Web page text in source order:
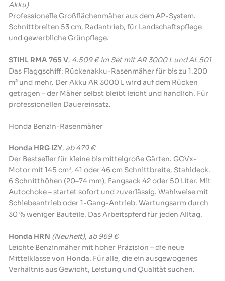
Akku)
Professionelle Großflächenmäher aus dem AP-System.
Schnittbreiten 53 cm, Radantrieb, für Landschaftspflege
und gewerbliche Grünpflege.
STIHL RMA 765 V, 4.509 € im Set mit AR 3000 L und AL 501
Das Flaggschiff: Rückenakku-Rasenmäher für bis zu 1.200
m² und mehr. Der Akku AR 3000 L wird auf dem Rücken
getragen – der Mäher selbst bleibt leicht und handlich. Für
professionellen Dauereinsatz.
Honda Benzin-Rasenmäher
Honda HRG IZY, ab 479 €
Der Bestseller für kleine bis mittelgroße Gärten. GCVx-
Motor mit 145 cm³, 41 oder 46 cm Schnittbreite, Stahldeck.
6 Schnitthöhen (20–74 mm), Fangsack 42 oder 50 Liter. Mit
Autochoke – startet sofort und zuverlässig. Wahlweise mit
Schiebeantrieb oder 1-Gang-Antrieb. Wartungsarm durch
30 % weniger Bauteile. Das Arbeitspferd für jeden Alltag.
Honda HRN (Neuheit), ab 969 €
Leichte Benzinmäher mit hoher Präzision – die neue
Mittelklasse von Honda. Für alle, die ein ausgewogenes
Verhältnis aus Gewicht, Leistung und Qualität suchen.